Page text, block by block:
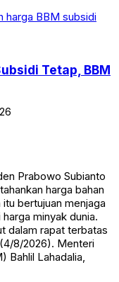
Tetap, BBM
Prabowo Subianto
harga bahan
bertujuan menjaga
minyak dunia.
dalam rapat terbatas
8/2026). Menteri
Bahlil Lahadalia,